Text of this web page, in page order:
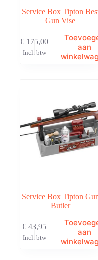
Service Box Tipton
Gun Vise
€ 175,00
Incl. btw
aan
Service Box Tipton
Butler
€ 43,95
Incl. btw
aan